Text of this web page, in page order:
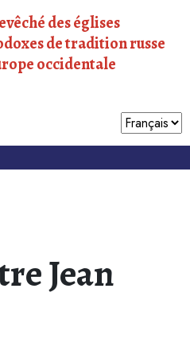
des églises
de tradition russe
occidentale
Jean